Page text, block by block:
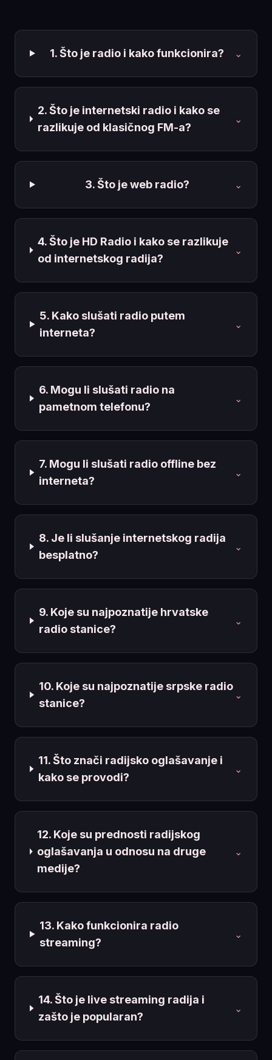
1. Što je radio i kako funkcionira? ⌄
2. Što je internetski radio i kako se
razlikuje od klasičnog FM-a?
⌄
3. Što je web radio? ⌄
4. Što je HD Radio i kako se razlikuje
od internetskog radija?
⌄
5. Kako slušati radio putem
interneta?
⌄
6. Mogu li slušati radio na
pametnom telefonu?
⌄
7. Mogu li slušati radio offline bez
interneta?
⌄
8. Je li slušanje internetskog radija
besplatno?
⌄
9. Koje su najpoznatije hrvatske
radio stanice?
⌄
10. Koje su najpoznatije srpske radio
stanice?
⌄
11. Što znači radijsko oglašavanje i
kako se provodi?
⌄
12. Koje su prednosti radijskog
oglašavanja u odnosu na druge
medije?
⌄
13. Kako funkcionira radio
streaming?
⌄
14. Što je live streaming radija i
zašto je popularan?
⌄